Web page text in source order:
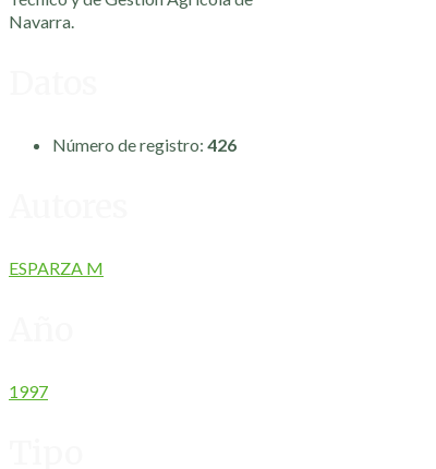
Navarra.
Número de registro: 426
ESPARZA M
1997